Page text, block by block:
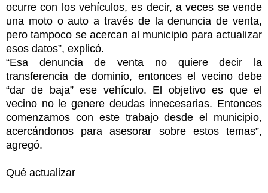
ocurre con los vehículos, es decir, a veces se vende
una moto o auto a través de la denuncia de venta,
pero tampoco se acercan al municipio para actualizar
esos datos”, explicó.
“Esa denuncia de venta no quiere decir la
transferencia de dominio, entonces el vecino debe
“dar de baja” ese vehículo. El objetivo es que el
vecino no le genere deudas innecesarias. Entonces
comenzamos con este trabajo desde el municipio,
acercándonos para asesorar sobre estos temas”,
agregó.
Qué actualizar